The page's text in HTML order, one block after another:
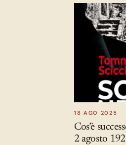
18 AGO 2025
Cos’è
2 agosto